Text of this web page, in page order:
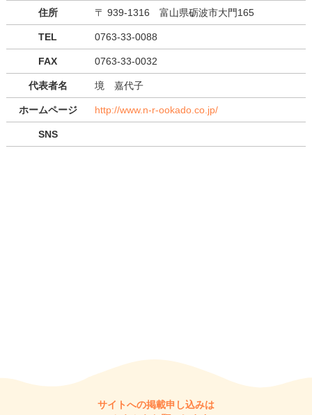
住所 〒 939-1316 富山県砺波市大門165
TEL 0763-33-0088
FAX 0763-33-0032
代表者名 境 嘉代子
ホームページ http://www.n-r-ookado.co.jp/
SNS
サイトへの掲載申し込みは